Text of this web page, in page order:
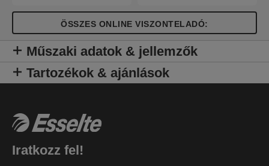
ÖSSZES ONLINE VISZONTELADÓ:
Műszaki adatok & jellemzők
Tartozékok & ajánlások
Iratkozz fel!